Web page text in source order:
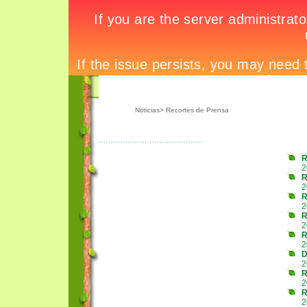
Noticias> Recortes de Prensa